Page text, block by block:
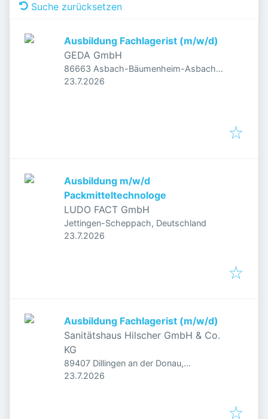
Suche zurücksetzen
Ausbildung Fachlagerist (m/w/d)
GEDA GmbH
86663 Asbach-Bäumenheim-Asbach,
Deutschland
Veröffentlicht
23.7.2026
Ausbildung m/w/d
Packmitteltechnologe
LUDO FACT GmbH
Jettingen-Scheppach, Deutschland
Veröffentlicht
23.7.2026
Ausbildung Fachlagerist (m/w/d)
Sanitätshaus Hilscher GmbH & Co.
KG
89407 Dillingen an der Donau,
Deutschland
Veröffentlicht
23.7.2026